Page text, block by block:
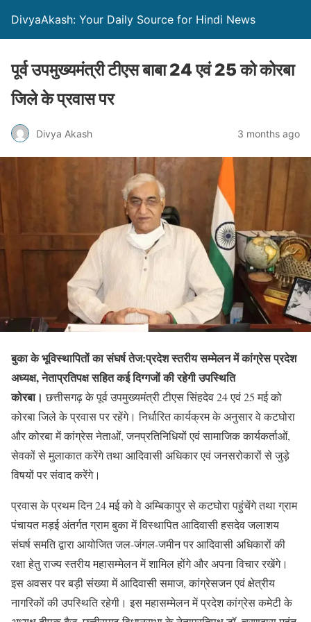
DivyaAkash: Your Daily Source for Hindi News
पूर्व उपमुख्यमंत्री टीएस बाबा 24 एवं 25 को कोरबा
जिले के प्रवास पर
Divya Akash 3 months ago
बुका के भूविस्थापितों का संघर्ष तेज:प्रदेश स्तरीय सम्मेलन में कांग्रेस प्रदेश
अध्यक्ष, नेताप्रतिपक्ष सहित कई दिग्गजों की रहेगी उपस्थिति
कोरबा। छत्तीसगढ़ के पूर्व उपमुख्यमंत्री टीएस सिंहदेव 24 एवं 25 मई को
कोरबा जिले के प्रवास पर रहेंगे। निर्धारित कार्यक्रम के अनुसार वे कटघोरा
और कोरबा में कांग्रेस नेताओं, जनप्रतिनिधियों एवं सामाजिक कार्यकर्ताओं,
सेवकों से मुलाकात करेंगे तथा आदिवासी अधिकार एवं जनसरोकारों से जुड़े
विषयों पर संवाद करेंगे।
प्रवास के प्रथम दिन 24 मई को वे अम्बिकापुर से कटघोरा पहुंचेंगे तथा ग्राम
पंचायत मड़ई अंतर्गत ग्राम बुका में विस्थापित आदिवासी हसदेव जलाशय
संघर्ष समति द्वारा आयोजित जल-जंगल-जमीन पर आदिवासी अधिकारों की
रक्षा हेतु राज्य स्तरीय महासम्मेलन में शामिल होंगे और अपना विचार रखेंगे।
इस अवसर पर बड़ी संख्या में आदिवासी समाज, कांग्रेसजन एवं क्षेत्रीय
नागरिकों की उपस्थिति रहेगी। इस महासम्मेलन में प्रदेश कांग्रेस कमेटी के